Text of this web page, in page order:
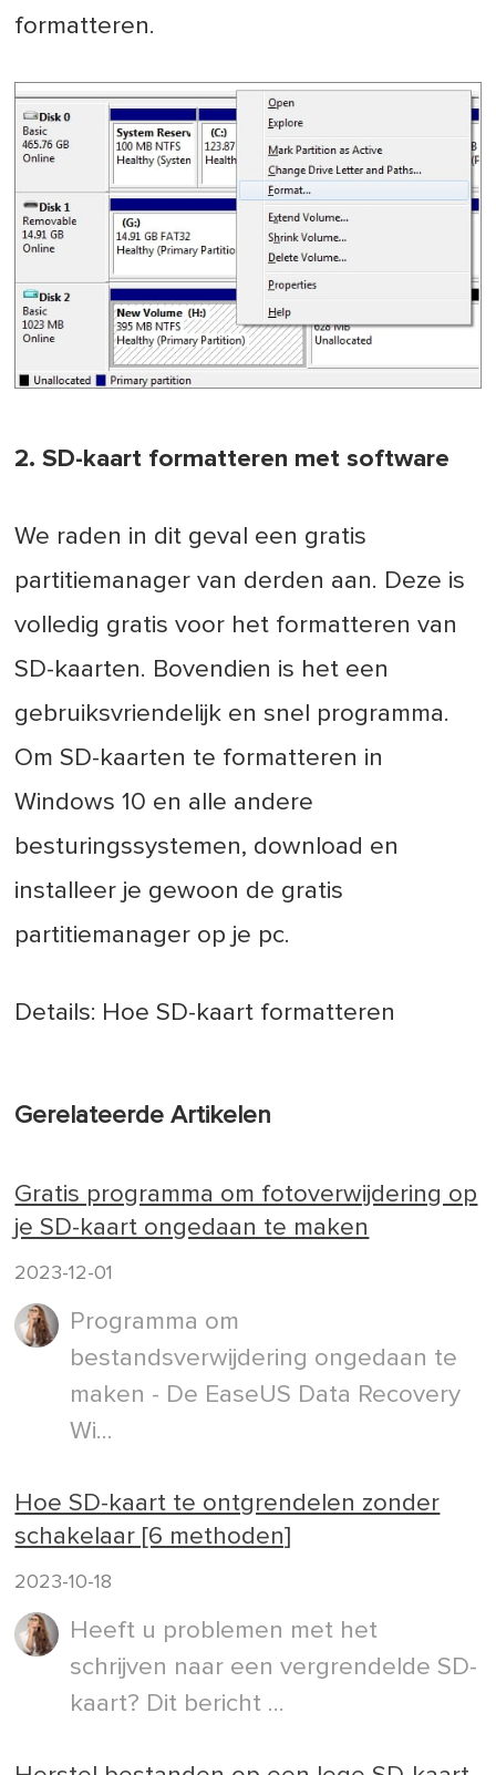
formatteren.
2. SD-kaart formatteren met software
We raden in dit geval een gratis
partitiemanager van derden aan. Deze is
volledig gratis voor het formatteren van
SD-kaarten. Bovendien is het een
gebruiksvriendelijk en snel programma.
Om SD-kaarten te formatteren in
Windows 10 en alle andere
besturingssystemen, download en
installeer je gewoon de gratis
partitiemanager op je pc.
Details: Hoe SD-kaart formatteren
Gerelateerde Artikelen
Gratis programma om fotoverwijdering op
je SD-kaart ongedaan te maken
2023-12-01
Programma om
bestandsverwijdering ongedaan te
maken - De EaseUS Data Recovery
Wi...
Hoe SD-kaart te ontgrendelen zonder
schakelaar [6 methoden]
2023-10-18
Heeft u problemen met het
schrijven naar een vergrendelde SD-
kaart? Dit bericht ...